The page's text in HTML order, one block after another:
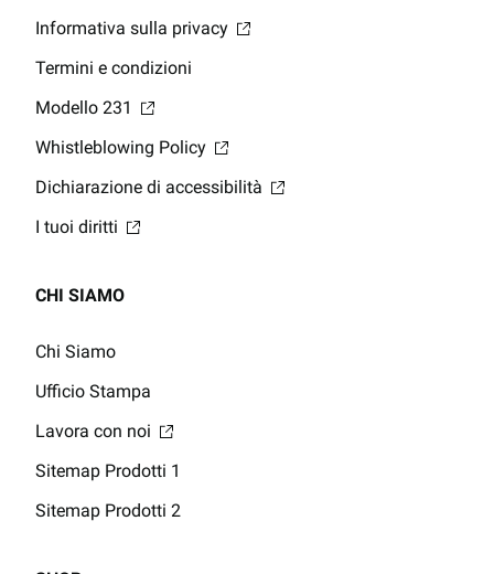
Informativa sulla privacy
Termini e condizioni
Modello 231
Whistleblowing Policy
Dichiarazione di accessibilità
I tuoi diritti
CHI SIAMO
Chi Siamo
Ufficio Stampa
Lavora con noi
Sitemap Prodotti 1
Sitemap Prodotti 2